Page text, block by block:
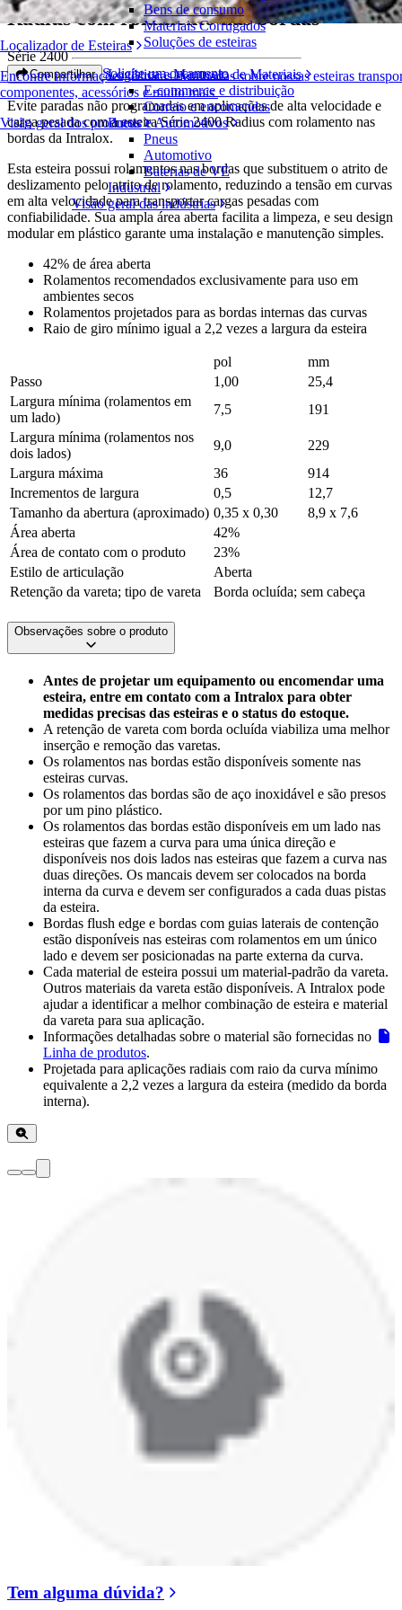
Localizador de Esteiras
Encontre informações técnicas detalhadas sobre nossas esteiras
componentes, acessórios e muito mais
Visão geral dos produtos
Bens de consumo
Materiais Corrugados
Soluções de esteiras
Logística e Manuseio de Materiais
E-commerce e distribuição
Correio e encomendas
Pneus e Automotivos
Pneus
Automotivo
Baterias de VE
Industrial
Visão geral das indústrias
Radius com rolamento nas bordas
Série 2400
Compartilhar Solicite um orçamento
Evite paradas não programadas em aplicações de alta velocidade e
carga pesada com a esteira Série 2400 Radius com rolamento nas
bordas da Intralox.
Esta esteira possui rolamentos nas bordas que substituem o atrito de
deslizamento pelo atrito de rolamento, reduzindo a tensão em curvas
em alta velocidade para transportar cargas pesadas com
confiabilidade. Sua ampla área aberta facilita a limpeza, e seu design
modular em plástico garante uma instalação e manutenção simples.
42% de área aberta
Rolamentos recomendados exclusivamente para uso em
ambientes secos
Rolamentos projetados para as bordas internas das curvas
Raio de giro mínimo igual a 2,2 vezes a largura da esteira
pol
mm
Passo
1,00
25,4
Largura mínima (rolamentos em
um lado)
7,5
191
Largura mínima (rolamentos nos
dois lados)
9,0
229
Largura máxima
36
914
Incrementos de largura
0,5
12,7
Tamanho da abertura (aproximado) 0,35 x 0,30
8,9 x 7,6
Área aberta
42%
Área de contato com o produto
23%
Estilo de articulação
Aberta
Retenção da vareta; tipo de vareta
Borda ocluída; sem cabeça
Observações sobre o produto
Antes de projetar um equipamento ou encomendar uma
esteira, entre em contato com a Intralox para obter
medidas precisas das esteiras e o status do estoque.
A retenção de vareta com borda ocluída viabiliza uma melhor
inserção e remoção das varetas.
Os rolamentos nas bordas estão disponíveis somente nas
esteiras curvas.
Os rolamentos das bordas são de aço inoxidável e são presos
por um pino plástico.
Os rolamentos das bordas estão disponíveis em um lado nas
esteiras que fazem a curva para uma única direção e
disponíveis nos dois lados nas esteiras que fazem a curva nas
duas direções. Os mancais devem ser colocados na borda
interna da curva e devem ser configurados a cada duas pistas
da esteira.
Bordas flush edge e bordas com guias laterais de contenção
estão disponíveis nas esteiras com rolamentos em um único
lado e devem ser posicionadas na parte externa da curva.
Cada material de esteira possui um material-padrão da vareta.
Outros materiais da vareta estão disponíveis. A Intralox pode
ajudar a identificar a melhor combinação de esteira e material
da vareta para sua aplicação.
Informações detalhadas sobre o material são fornecidas no
Linha de produtos.
Projetada para aplicações radiais com raio da curva mínimo
equivalente a 2,2 vezes a largura da esteira (medido da borda
interna).
Tem alguma dúvida?